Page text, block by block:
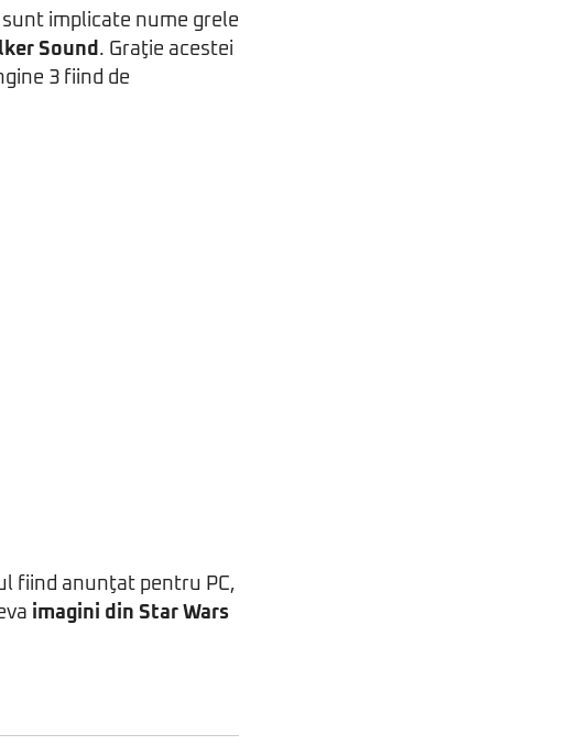
sunt implicate nume grele
Sound . Graţie acestei
3 fiind de
fiind anunţat pentru PC,
imagini din Star Wars